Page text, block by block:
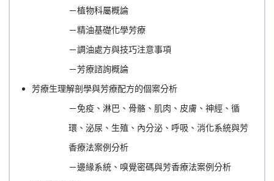
－植物科屬概論
－精油基礎化學芳療
－調油處方與技巧注意事項
－芳療諮詢概論
芳療生理解剖學與芳療配方的個案分析
－免疫、淋巴、骨骼、肌肉、皮膚、神經、循
環、泌尿、生殖、內分泌、呼吸、消化系統與芳
香療法案例分析
－邊緣系統、嗅覺密碼與芳香療法案例分析